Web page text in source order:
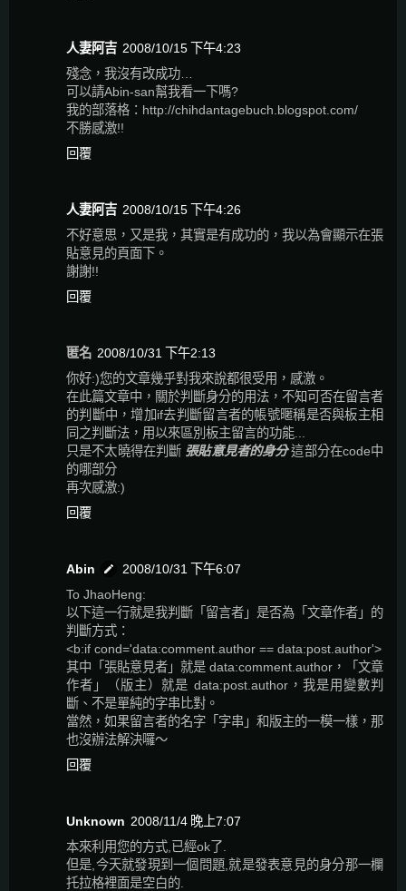
人妻阿吉 2008/10/15 下午4:23
殘念，我沒有改成功…
可以請Abin-san幫我看一下嗎?
我的部落格：http://chihdantagebuch.blogspot.com/
不勝感激!!
回覆
人妻阿吉 2008/10/15 下午4:26
不好意思，又是我，其實是有成功的，我以為會顯示在張
貼意見的頁面下。
謝謝!!
回覆
匿名 2008/10/31 下午2:13
你好:)您的文章幾乎對我來說都很受用，感激。
在此篇文章中，關於判斷身分的用法，不知可否在留言者
的判斷中，增加if去判斷留言者的帳號暱稱是否與板主相
同之判斷法，用以來區別板主留言的功能...
只是不太曉得在判斷 張貼意見者的身分這部分在code中
的哪部分
再次感激:)
回覆
Abin
2008/10/31 下午6:07
To JhaoHeng:
以下這一行就是我判斷「留言者」是否為「文章作者」的
判斷方式：
<b:if cond='data:comment.author == data:post.author'>
其中「張貼意見者」就是 data:comment.author，「文章
作者」（版主）就是 data:post.author，我是用變數判
斷、不是單純的字串比對。
當然，如果留言者的名字「字串」和版主的一模一樣，那
也沒辦法解決囉～
回覆
Unknown 2008/11/4 晚上7:07
本來利用您的方式,已經ok了.
但是,今天就發現到一個問題,就是發表意見的身分那一欄
托拉格裡面是空白的.